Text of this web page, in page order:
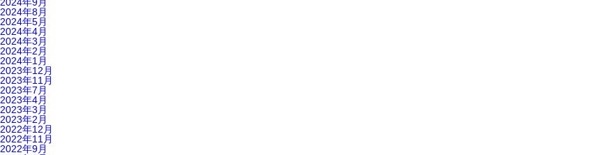
2024年8月
2024年5月
2024年4月
2024年3月
2024年2月
2024年1月
2023年12月
2023年11月
2023年7月
2023年4月
2023年3月
2023年2月
2022年12月
2022年11月
2022年9月